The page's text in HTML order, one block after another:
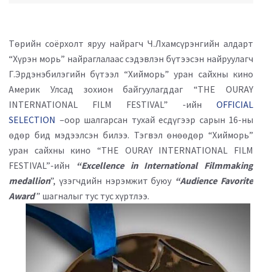
Төрийн соёрхолт яруу найрагч Ч.Лхамсүрэнгийн алдарт
“Хүрэн морь” найраглалаас сэдэвлэн бүтээсэн найруулагч
Г.Эрдэнэбилэгийн бүтээл “Хийморь” уран сайхны кино
Америк Улсад зохион байгуулагддаг “THE OURAY
INTERNATIONAL FILM FESTIVAL” -ийн OFFICIAL
SELECTION –оор шалгарсан тухай есдүгээр сарын 16-ны
өдөр бид мэдээлсэн билээ. Тэгвэл өнөөдөр “Хийморь”
уран сайхны кино “THE OURAY INTERNATIONAL FILM
FESTIVAL”-ийн
“Excellence in International Filmmaking
medallion”, үзэгчдийн нэрэмжит буюу “Audience Favorite
Award” шагналыг тус тус хүртлээ.